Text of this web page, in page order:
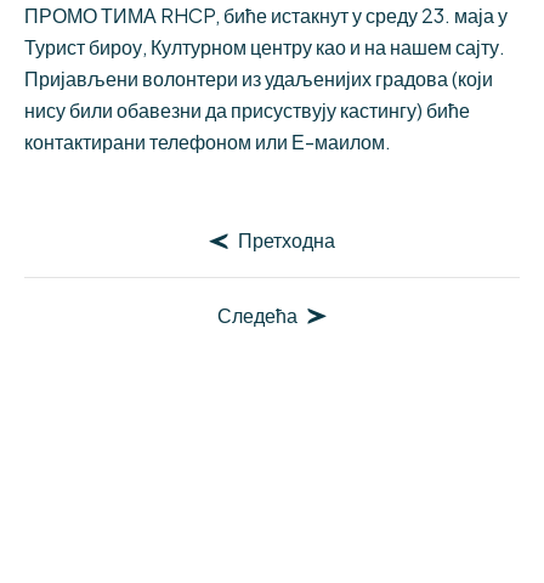
ПРОМО ТИМА RHCP, биће истакнут у среду 23. маја у
Турист бироу, Културном центру као и на нашем сајту.
Пријављени волонтери из удаљенијих градова (који
нису били обавезни да присуствују кастингу) биће
контактирани телефоном или Е-маилом.
Претходна
Следећа